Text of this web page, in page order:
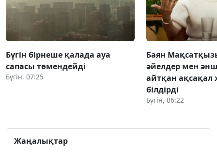
Бүгін бірнеше қалада ауа
сапасы төмендейді
Бүгін, 07:25
Баян
әйелдер мен
айтқан ақсақал
білдірді
Бүгін, 06:22
Жаңалықтар